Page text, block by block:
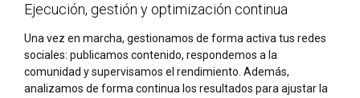
Ejecución, gestión y optimización continua
Una vez en marcha, gestionamos de forma activa tus redes
sociales: publicamos contenido, respondemos a la
comunidad y supervisamos el rendimiento. Además,
analizamos de forma continua los resultados para ajustar la